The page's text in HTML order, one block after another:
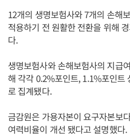
12개의 생명보험사와 7개의 손해
적용하기 전 원활한 전환을 위해
다.
생명보험사와 손해보험사의 지급
해 각각 0.2%포인트, 1.1%포인트
로 집계됐다.
금감원은 가용자본이 요구자본보
여력비율이 개선 됐다고 설명했다.